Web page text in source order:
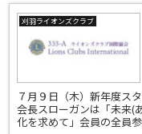
刈羽ライオンズクラブ
７月９日（木）新年度ス
会長スローガンは「未来(
化を求めて」会員の全員